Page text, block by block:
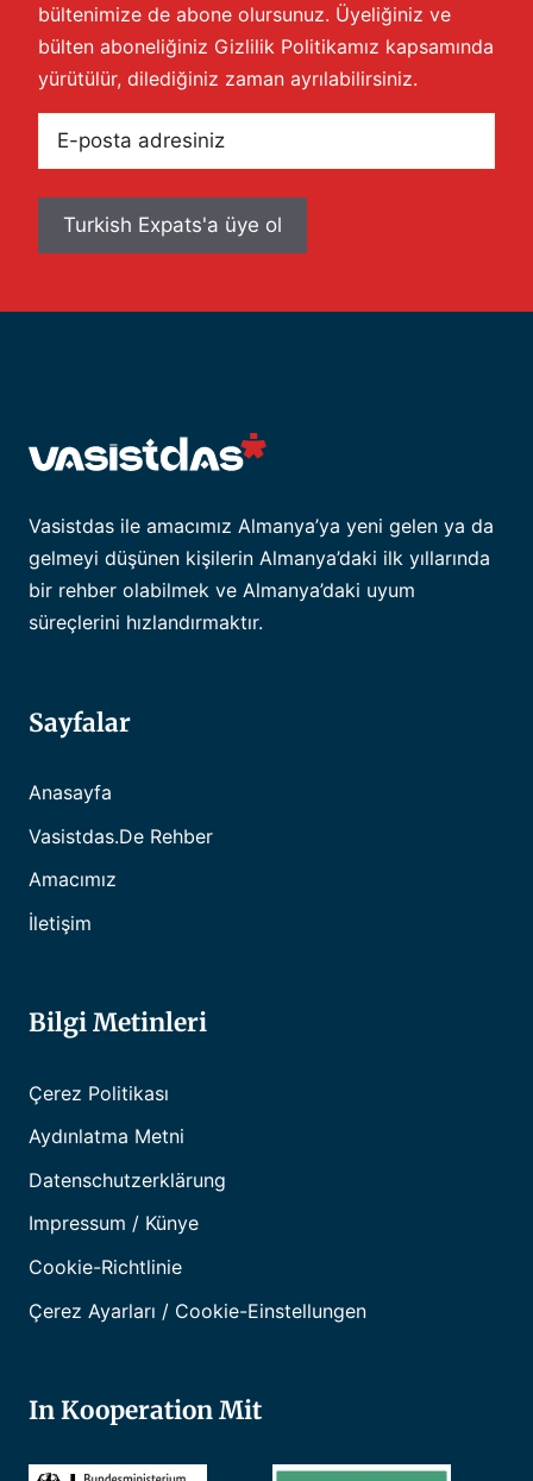
bültenimize de abone olursunuz. Üyeliğiniz ve
bülten aboneliğiniz Gizlilik Politikamız kapsamında
yürütülür, dilediğiniz zaman ayrılabilirsiniz.
posta
adresiniz
Vasistdas ile amacımız Almanya’ya yeni gelen ya da
gelmeyi düşünen kişilerin Almanya’daki ilk yıllarında
bir rehber olabilmek ve Almanya’daki uyum
süreçlerini hızlandırmaktır.
Sayfalar
Anasayfa
Vasistdas.de Rehber
Amacımız
İletişim
Bilgi Metinleri
Çerez Politikası
Aydınlatma Metni
Datenschutzerklärung
Impressum / Künye
Cookie-Richtlinie
Çerez Ayarları / Cookie-Einstellungen
In Kooperation Mit